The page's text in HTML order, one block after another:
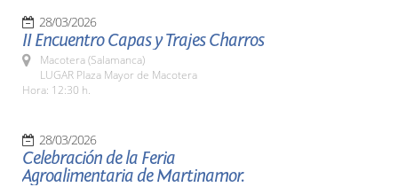
28/03/2026
II Encuentro Capas y Trajes Charros
Macotera (Salamanca)
LUGAR Plaza Mayor de Macotera
Hora: 12:30 h.
28/03/2026
Celebración de la Feria
Agroalimentaria de Martinamor.